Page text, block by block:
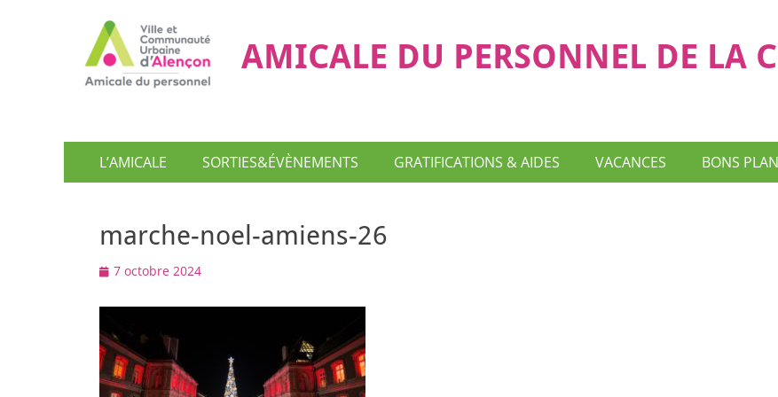
AMICALE DU PERSONNEL DE LA
Menu
principal
L’AMICALE SORTIES&ÉVÈNEMENTS GRATIFICATIONS & AIDES VACANCES BONS
marche-noel-amiens-26
Posted
7 octobre 2024